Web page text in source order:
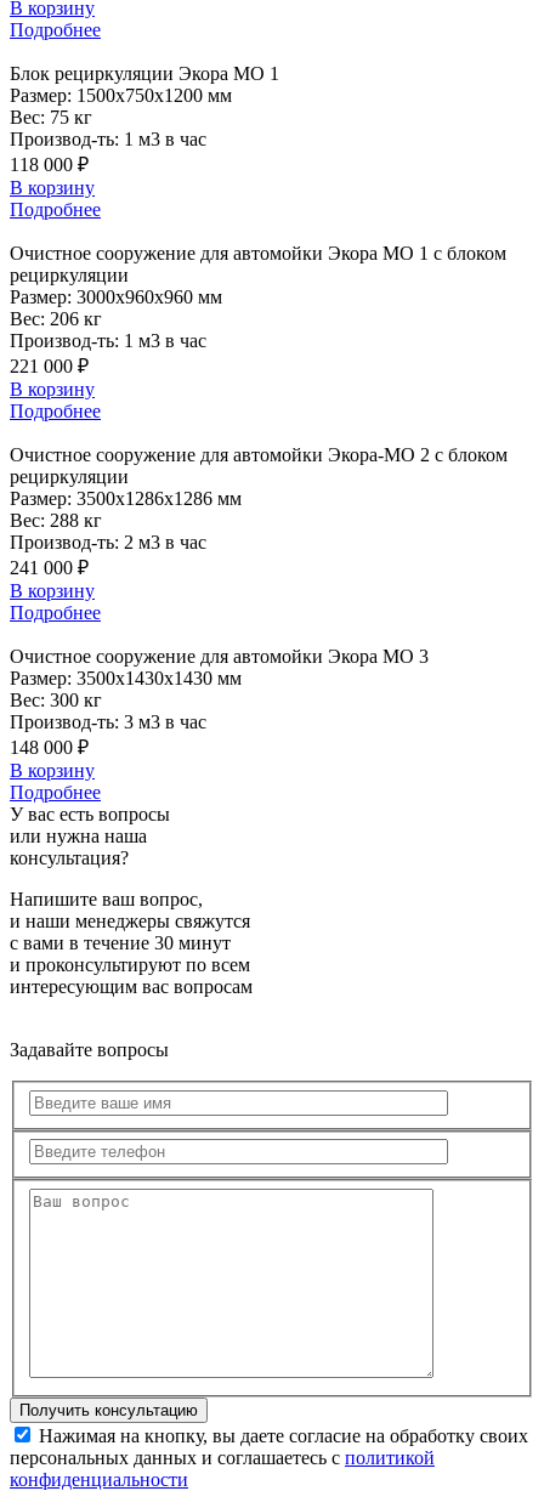
В корзину
Подробнее
Блок рециркуляции Экора МО 1
Размер: 1500x750x1200 мм
Вес: 75 кг
Производ-ть: 1 м3 в час
118 000 ₽
В корзину
Подробнее
Очистное сооружение для автомойки Экора МО 1 с блоком
рециркуляции
Размер: 3000x960x960 мм
Вес: 206 кг
Производ-ть: 1 м3 в час
221 000 ₽
В корзину
Подробнее
Очистное сооружение для автомойки Экора-МО 2 с блоком
рециркуляции
Размер: 3500x1286x1286 мм
Вес: 288 кг
Производ-ть: 2 м3 в час
241 000 ₽
В корзину
Подробнее
Очистное сооружение для автомойки Экора МО 3
Размер: 3500x1430x1430 мм
Вес: 300 кг
Производ-ть: 3 м3 в час
148 000 ₽
В корзину
Подробнее
У вас есть вопросы
или нужна наша
консультация?
Напишите ваш вопрос,
и наши менеджеры свяжутся
с вами в течение 30 минут
и проконсультируют по всем
интересующим вас вопросам
Задавайте вопросы
Нажимая на кнопку, вы даете согласие на обработку своих
персональных данных и соглашаетесь с политикой
конфиденциальности